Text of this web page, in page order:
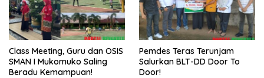
Class Meeting, Guru dan OSIS
SMAN I Mukomuko Saling
Beradu Kemampuan!
Pemdes Teras Terunjam
Salurkan BLT-DD Door To
Door!